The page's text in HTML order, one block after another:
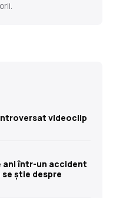
videoclip
ani într-un accident
știe despre